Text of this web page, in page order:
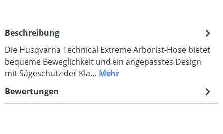
Beschreibung
Die Husqvarna Technical Extreme Arborist-Hose bietet
bequeme Beweglichkeit und ein angepasstes Design
mit Sägeschutz der Kla… Mehr
Bewertungen